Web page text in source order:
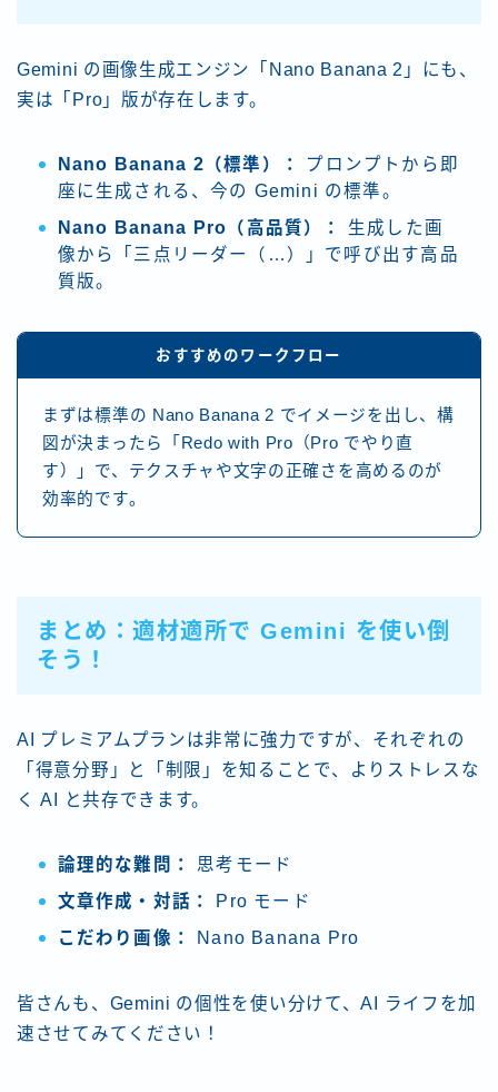
Gemini の画像生成エンジン「Nano Banana 2」にも、
実は「Pro」版が存在します。
Nano Banana 2（標準）：
プロンプトから即
座に生成される、今の Gemini の標準。
Nano Banana Pro（高品質）：
生成した画
像から「三点リーダー（…）」で呼び出す高品
質版。
おすすめのワークフロー
まずは標準の Nano Banana 2 でイメージを出し、構
図が決まったら「Redo with Pro（Pro でやり直
す）」で、テクスチャや文字の正確さを高めるのが
効率的です。
まとめ：適材適所で Gemini を使い倒
そう！
AI プレミアムプランは非常に強力ですが、それぞれの
「得意分野」と「制限」を知ることで、よりストレスな
く AI と共存できます。
論理的な難問：
思考モード
文章作成・対話：
Pro モード
こだわり画像：
Nano Banana Pro
皆さんも、Gemini の個性を使い分けて、AI ライフを加
速させてみてください！